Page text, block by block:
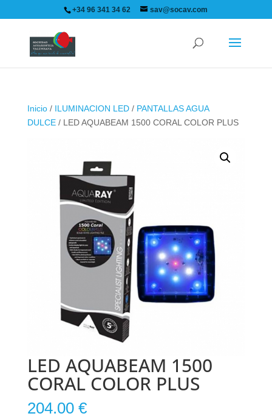
+34 96 341 34 62 sav@socav.com
Inicio/ ILUMINACION LED/ PANTALLAS AGUA
DULCE/ LED AQUABEAM 1500 CORAL COLOR PLUS
LED AQUABEAM 1500
CORAL COLOR PLUS
204.00 €